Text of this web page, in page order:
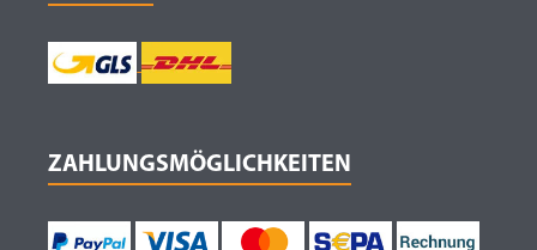
ZAHLUNGSMÖGLICHKEITEN